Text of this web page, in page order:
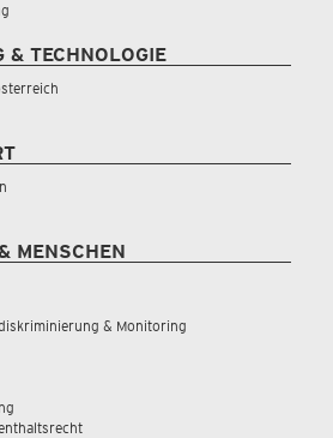
& TECHNOLOGIE
MENSCHEN
& Monitoring